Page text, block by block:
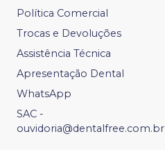
Política Comercial
Trocas e Devoluções
Assistência Técnica
Apresentação Dental
WhatsApp
SAC -
ouvidoria@dentalfree.com.br